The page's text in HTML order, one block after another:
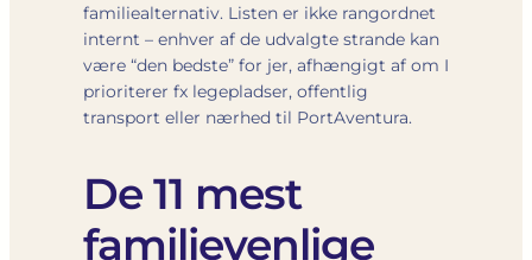
familiealternativ. Listen er ikke rangordnet
internt – enhver af de udvalgte strande kan
være “den bedste” for jer, afhængigt af om I
prioriterer fx legepladser, offentlig
transport eller nærhed til PortAventura.
De 11 mest
familievenlige